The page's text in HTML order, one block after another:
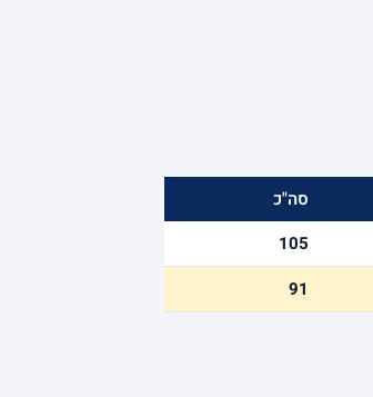
סה"כ
105
91